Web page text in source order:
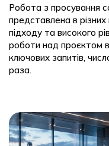
Робота з просування
представлена в
підходу та високого
роботи над проєктом
ключових запитів,
раза.